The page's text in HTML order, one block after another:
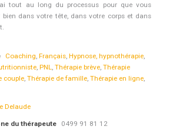
Coaching, Français, Hypnose, hypnothérapie,
, PNL, Thérapie brève, Thérapie
couple, Thérapie de famille, Thérapie en ligne,
tout au long du processus pour que vous
bien dans votre tête, dans votre corps et dans
Delaude
du thérapeute 0499 91 81 12